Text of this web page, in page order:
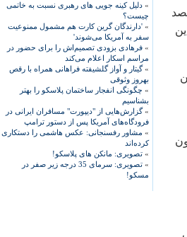
» دلیل کینه جویی های رهبری نسبت به خاتمی
چیست؟
» 'دارندگان گرین کارت هم مشمول ممنوعیت
سفر به آمریکا می‌شوند'
» فرهادی بزودی تصمیم‌اش را برای حضور در
مراسم اسکار اعلام می‌کند
»گیتار و آواز گلشیفته فراهانی همراه با رقص
بهروز وثوقی
» چگونگی انفجار ساختمان پلاسکو را بهتر
بشناسیم
»گزارش‌هایی از "دیپورت" مسافران ایرانی در
فرودگاه‌های آمریکا پس از دستور ترامپ
» مشاور رفسنجانی: عکس هاشمی را دستکاری
کرده‌اند
» تصویری: مانکن های پلاسکو!
»
تصویری: سرمای 35 درجه زیر صفر در
مسکو!